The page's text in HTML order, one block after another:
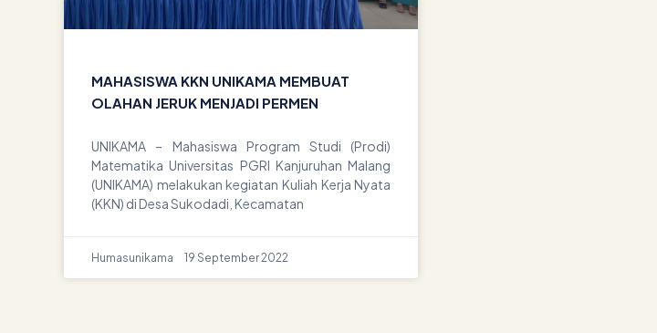
MAHASISWA KKN UNIKAMA MEMBUAT
OLAHAN JERUK MENJADI PERMEN
UNIKAMA – Mahasiswa Program Studi (Prodi)
Matematika Universitas PGRI Kanjuruhan Malang
(UNIKAMA) melakukan kegiatan Kuliah Kerja Nyata
(KKN) di Desa Sukodadi, Kecamatan
Humasunikama 19 September 2022